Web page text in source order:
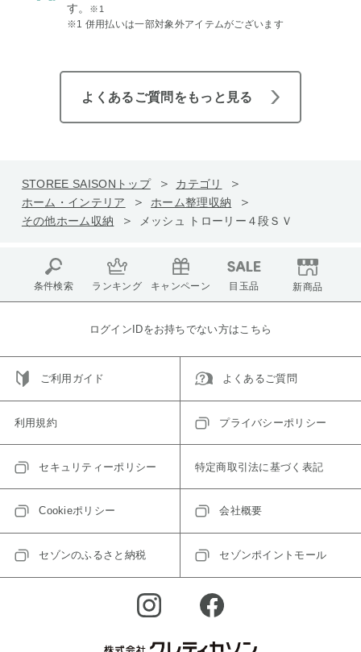
す。
※1
※1 併用払いは一部対象外アイテムがございます
よくあるご質問をもっと見る
STOREE SAISONトップ
カテゴリ
ホーム・インテリア
ホーム整理収納
その他ホーム収納
メッシュ トローリー４段ＳＶ
条件検索 ランキング キャンペーン 目玉品 新商品
ログインIDをお持ちでない方はこちら
ご利用ガイド よくあるご質問
利用規約 プライバシーポリシー
セキュリティーポリシー 特定商取引法に基づく表記
Cookieポリシー 会社概要
セゾンのふるさと納税 セゾンポイントモール